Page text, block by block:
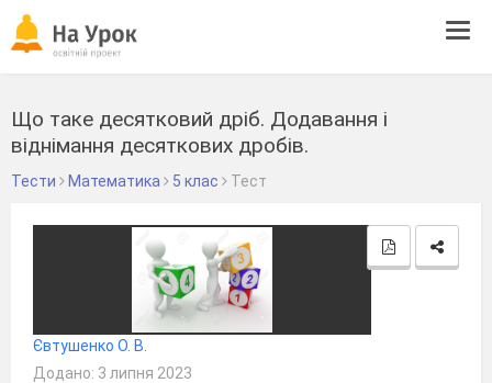
Що таке десятковий дріб. Додавання і
віднімання десяткових дробів.
Тести Математика 5 клас Тест
Євтушенко О. В.
Додано: 3 липня 2023